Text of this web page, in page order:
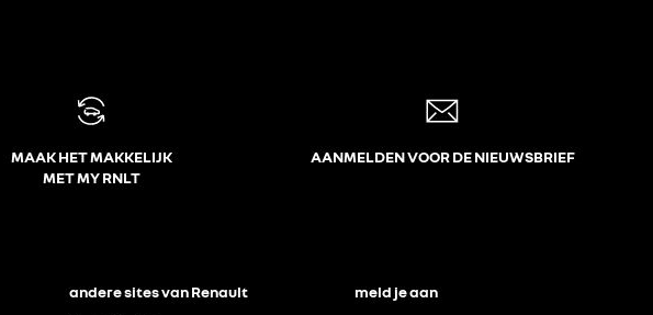
MAAK HET MAKKELIJK
MET MY RNLT
AANMELDEN VOOR DE NIEUWSBRIEF
andere sites van Renault meld je aan